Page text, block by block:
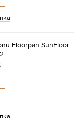
Floorpan SunFloor